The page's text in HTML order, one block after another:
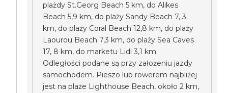
plażdy St.Georg Beach 5 km, do Alikes
Beach 5,9 km, do plaży Sandy Beach 7, 3
km, do plaży Coral Beach 12,8 km, do plaży
Laourou Beach 7,3 km, do plaży Sea Caves
17, 8 km, do marketu Lidl 3,1 km.
Odległości podane są przy założeniu jazdy
samochodem. Pieszo lub rowerem najbliżej
jest na plaże Lighthouse Beach, około 2 km,